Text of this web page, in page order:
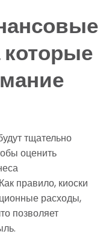
которые
тщательно
оценить
правило, киоски
расходы,
позволяет